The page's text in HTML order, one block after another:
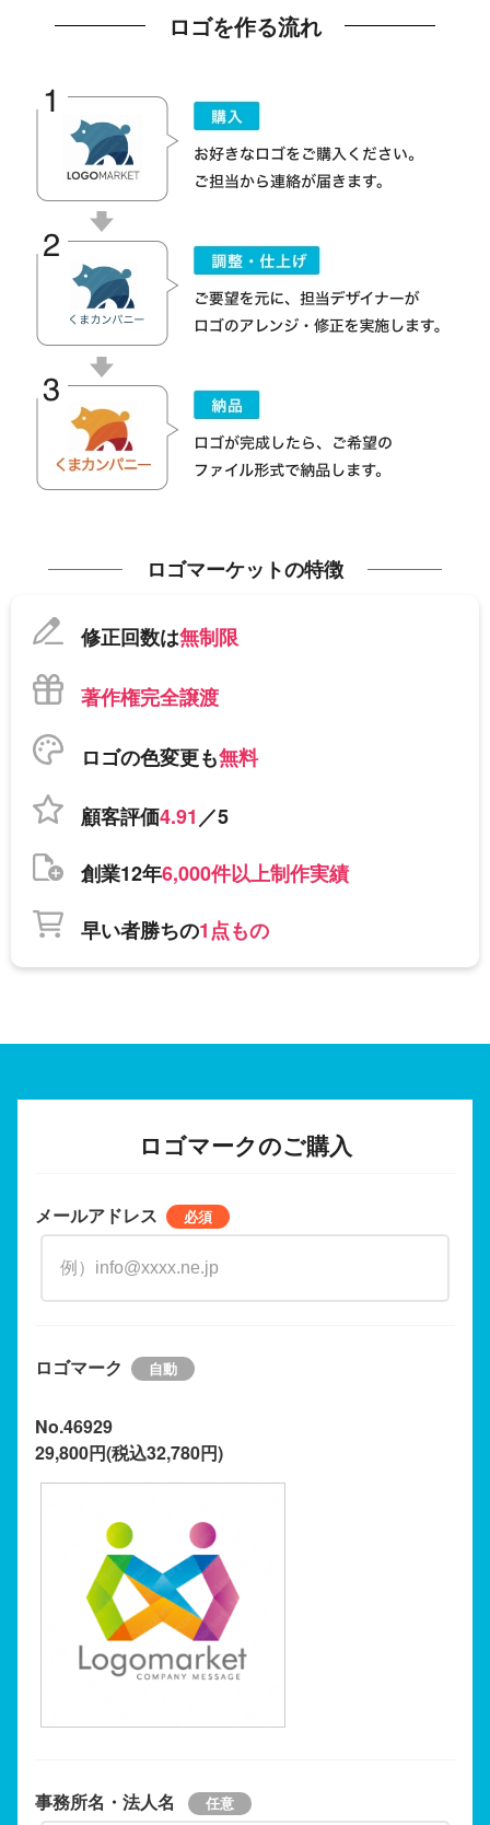
ロゴを作る流れ
ロゴマーケットの特徴
修正回数は無制限
著作権完全譲渡
ロゴの色変更も無料
顧客評価4.91／5
創業12年6,000件以上制作実績
早い者勝ちの1点もの
ロゴマークのご購入
メールアドレス
ロゴマーク
No.46929
29,800円(税込32,780円)
事務所名・法人名